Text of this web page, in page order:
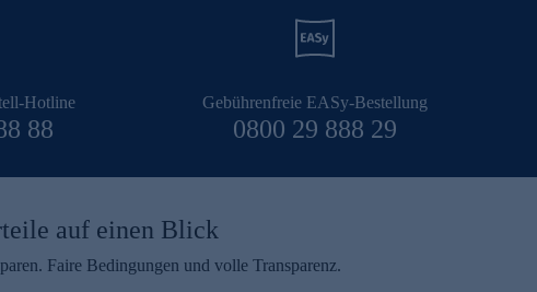
Hotline
88
Gebührenfreie EASy-Bestellung
0800 29 888 29
auf einen Blick
Faire Bedingungen und volle Transparenz.